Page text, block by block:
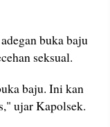
buka baju
seksual.
baju. Ini kan
ujar Kapolsek.